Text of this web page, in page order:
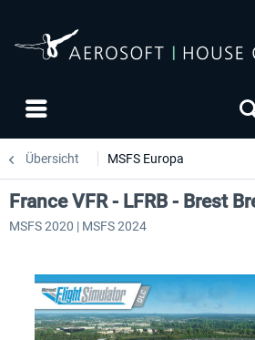
Übersicht MSFS Europa
France VFR - LFRB - Brest
MSFS 2020 | MSFS 2024